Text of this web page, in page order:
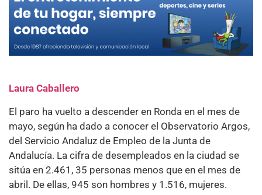
Laura Caballero
El paro ha vuelto a descender en Ronda en el mes de
mayo, según ha dado a conocer el Observatorio Argos,
del Servicio Andaluz de Empleo de la Junta de
Andalucía. La cifra de desempleados en la ciudad se
sitúa en 2.461, 35 personas menos que en el mes de
abril. De ellas, 945 son hombres y 1.516, mujeres.